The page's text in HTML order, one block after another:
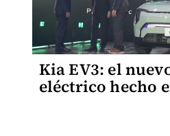
Kia EV3: el
eléctrico hecho